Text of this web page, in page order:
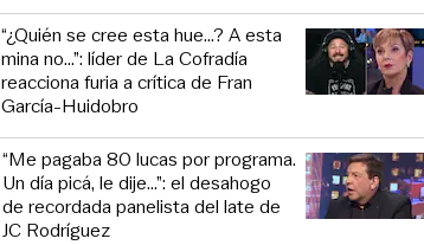
“¿Quién se cree esta hue...? A esta
mina no...”: líder de La Cofradía
reacciona furia a crítica de Fran
García-Huidobro
“Me pagaba 80 lucas por programa.
Un día picá, le dije...”: el desahogo
de recordada panelista del late de
JC Rodríguez